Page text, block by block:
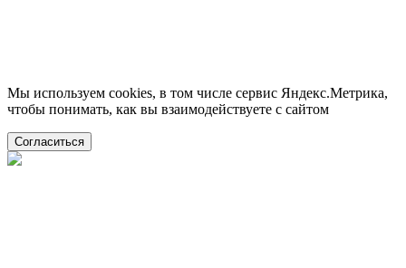
Мы используем cookies, в том числе сервис Яндекс.Метрика,
чтобы понимать, как вы взаимодействуете с сайтом
Согласиться